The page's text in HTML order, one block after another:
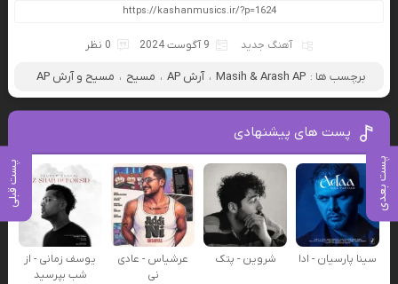
پست بعدی پست قبلی
آهنگ جدید 9 آگوست 2024 0 نظر
برچسب ها : Masih & Arash AP ، آرش AP ، مسیح ، مسیح و آرش AP
پست های پیشنهادی
سینا پارسیان - ادا شروین - پتک
عرشیاس - عادی
نی
یوسف زمانی - از
شب بپرسید